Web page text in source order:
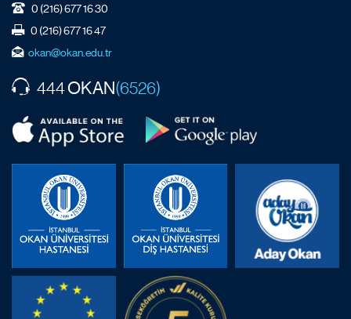
0 (216) 677 16 30
0 (216) 677 16 47
okan@okan.edu.tr
444OKAN(6526)